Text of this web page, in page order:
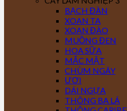
BẠCH ĐÀN
XOAN TA
XOAN ĐÀO
MUỒNG ĐEN
HOA SỮA
MẮC MẬT
CHÙM NGÂY
ƯƠI
DÁI NGỰA
THÔNG BA LÁ